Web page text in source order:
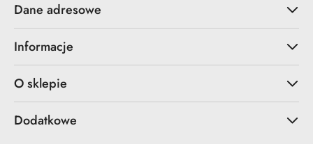
Dane adresowe
Informacje
O sklepie
Dodatkowe